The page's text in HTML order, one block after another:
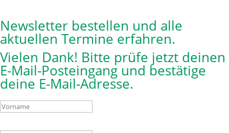
Newsletter bestellen und alle
aktuellen Termine erfahren.
Vielen Dank! Bitte prüfe jetzt deinen
E-Mail-Posteingang und bestätige
deine E-Mail-Adresse.